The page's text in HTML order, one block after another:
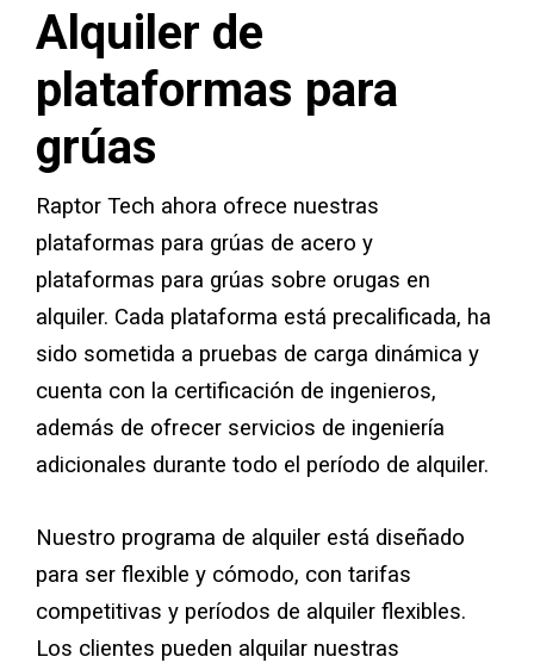
Almohadillas para estabilizadores premium
Almohadillas para estabilizadores Area Plus
Almohadillas magnéticas para estabilizadores
Bloqueo de puntas
Zapata de grúa
Equipo de pruebas personalizado
Soportes modulares y soportes elevadores
Soporte para almohadillas estabilizadoras
Tabla de dimensiones de las plataformas para
Biblioteca Crane
Alquiler de
plataformas para
grúas
Raptor Tech ahora ofrece nuestras
plataformas para grúas de acero y
plataformas para grúas sobre orugas en
alquiler. Cada plataforma está precalificada, ha
sido sometida a pruebas de carga dinámica y
cuenta con la certificación de ingenieros,
además de ofrecer servicios de ingeniería
adicionales durante todo el período de alquiler.
Nuestro programa de alquiler está diseñado
para ser flexible y cómodo, con tarifas
competitivas y períodos de alquiler flexibles.
Los clientes pueden alquilar nuestras